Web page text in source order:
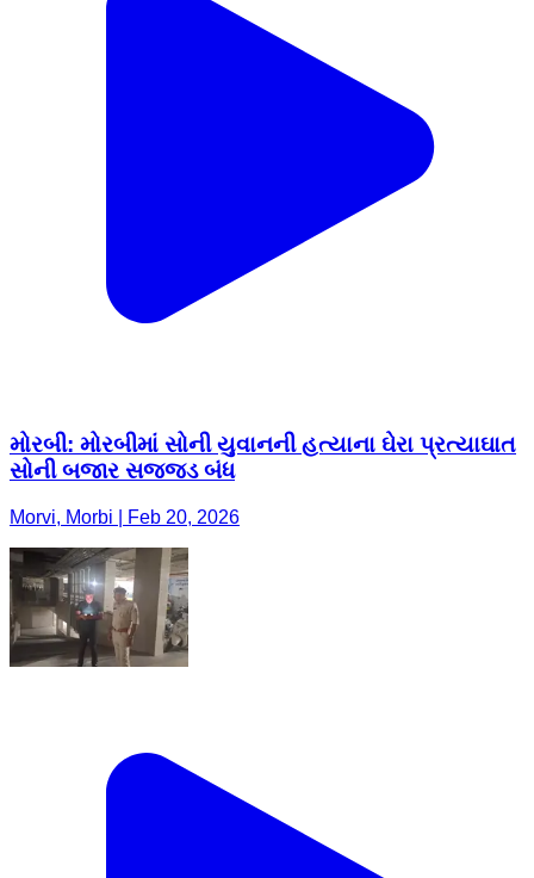
મોરબી: મોરબીમાં સોની યુવાનની હત્યાના ઘેરા પ્રત્યાઘાત
સોની બજાર સજજડ બંધ
Morvi, Morbi | Feb 20, 2026